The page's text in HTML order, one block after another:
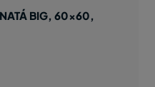
BIG, 60x60,